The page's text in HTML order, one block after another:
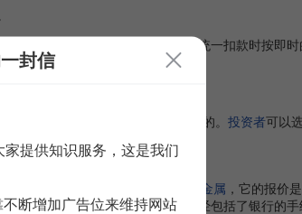
指定扣款日，银行统一扣款时按即
100元，为同类产品中门槛最低的。 投资者可以
贵金属 ，它的报价
流通费用 等。因此，这一价格中已经包括了银行的
封信
提供知识服务，这是我们
断增加广告位来维持网站